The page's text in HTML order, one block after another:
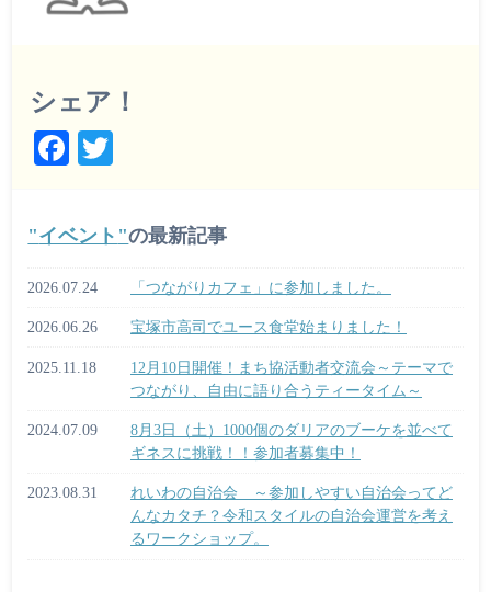
シェア！
Fa
bo
ok
tte
r
イベント の最新記事
2026.07.24 「つながりカフェ」に参加しました。
2026.06.26 宝塚市高司でユース食堂始まりました！
2025.11.18
12月10日開催！まち協活動者交流会～テーマで
つながり、自由に語り合うティータイム～
2024.07.09
8月3日（土）1000個のダリアのブーケを並べて
ギネスに挑戦！！参加者募集中！
2023.08.31
れいわの自治会 ～参加しやすい自治会ってど
んなカタチ？令和スタイルの自治会運営を考え
るワークショップ。